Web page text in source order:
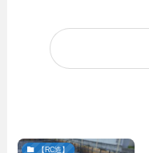
【RC造】